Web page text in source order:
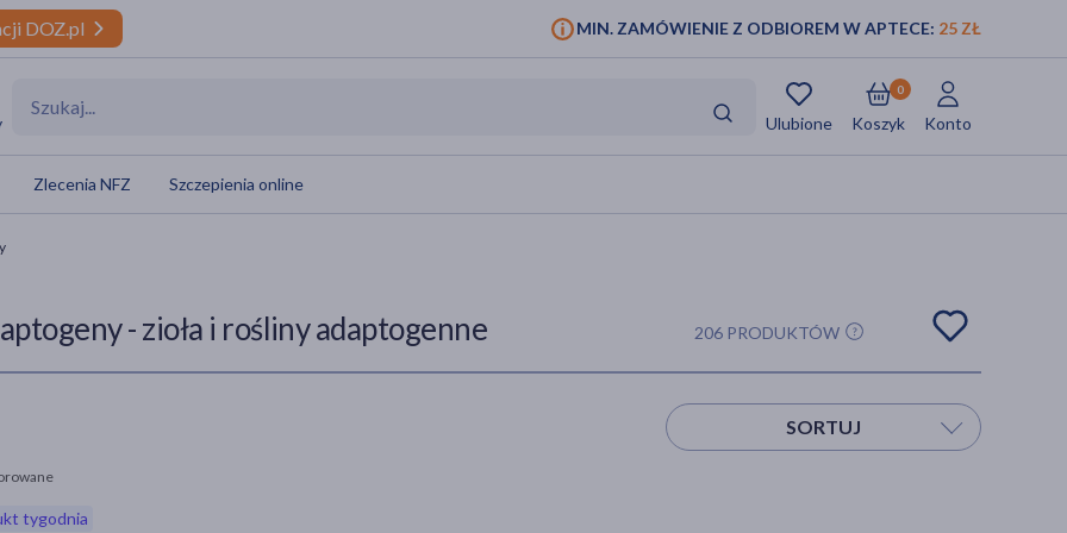
DOZ.pl MIN. ZAMÓWIENIE Z ODBIOREM W APTECE: 25 ZŁ
Ulubione Koszyk
0
Konto
Zlecenia NFZ Szczepienia online
- zioła i rośliny adaptogenne 206 PRODUKTÓW
SORTUJ
tygodnia